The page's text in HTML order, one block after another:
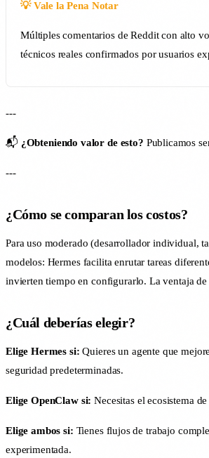
💡 Vale la Pena Notar
Múltiples comentarios de Reddit con alto
técnicos reales confirmados por usuarios
---
📬 ¿Obteniendo valor de esto? Publicamos
---
¿Cómo se comparan los costos?
Para uso moderado (desarrollador individual,
modelos: Hermes facilita enrutar tareas
invierten tiempo en configurarlo. La ventaja
¿Cuál deberías elegir?
Elige Hermes si: Quieres un agente que
seguridad predeterminadas.
Elige OpenClaw si: Necesitas el ecosistema
Elige ambos si: Tienes flujos de trabajo
experimentada.